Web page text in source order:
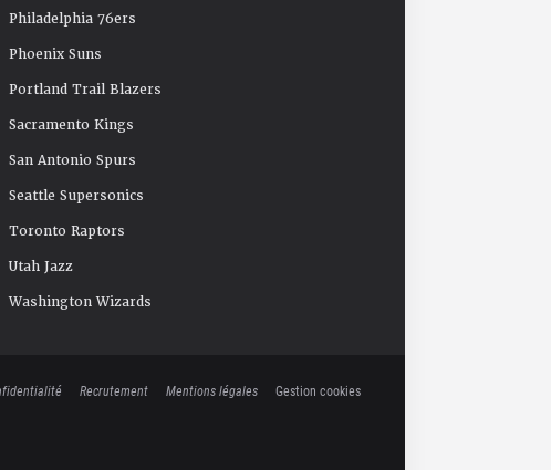
Philadelphia 76ers
Phoenix Suns
Portland Trail Blazers
Sacramento Kings
San Antonio Spurs
Seattle Supersonics
Toronto Raptors
Utah Jazz
Washington Wizards
Recrutement Mentions légales Gestion cookies